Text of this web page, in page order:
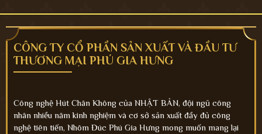
CÔNG TY CỔ PHẦN SẢN XUẤT VÀ ĐẦU TƯ
THƯƠNG MẠI PHÚ GIA HƯNG
Công nghệ Hút Chân Không của NHẬT BẢN, đội ngũ công
nhân nhiều năm kinh nghiệm và cơ sở sản xuất đầy đủ công
nghệ tiên tiến, Nhôm Đúc Phú Gia Hưng mong muốn mang lại